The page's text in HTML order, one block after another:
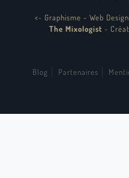
<- Graphisme - Web
The Mixologist -
Blog Partenaires